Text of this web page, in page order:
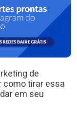
de
como tirar essa
em seu